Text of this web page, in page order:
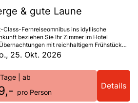
& gute Laune
Class-Fernreiseomnibus ins idyllische
beziehen Sie Ihr Zimmer im Hotel
mit reichhaltigem Frühstück
Abendbuffets erwarten – inklusive eines
mit Musik und Spezialitäten.Ein Kaffee-
die Bergbahnen und Lifte im Kleinwalsertal
(wetterabhängig bis Ende Oktober). Der
zudem die kostenlose Nutzung der
stehen Schwimmbad, Sauna und
25. Okt. 2026
| ab
pro Person
Details